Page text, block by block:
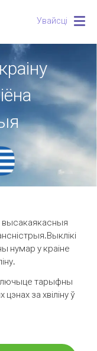
Увайсці
Выклікі
нумар у краіне
тарыфны
за хвіліну ў